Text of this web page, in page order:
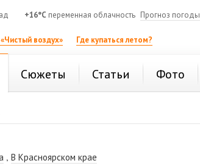
+16°C переменная облачность Прогноз погоды
воздух» Где купаться летом?
Сюжеты Статьи Фото
,В Красноярском крае